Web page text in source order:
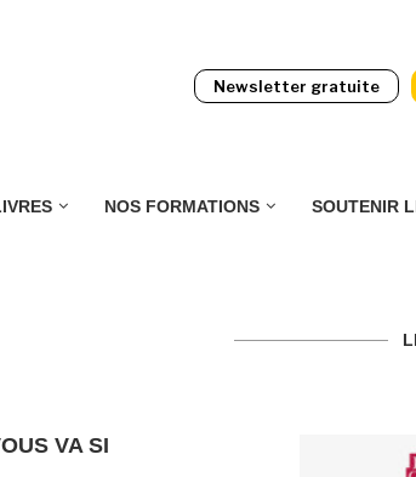
Newsletter gratuite
NOS FORMATIONS SOUTENIR
VA SI